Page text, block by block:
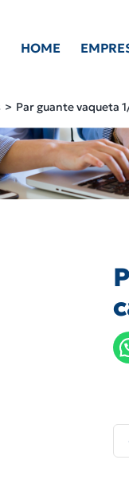
HOME
Par guante vaqueta